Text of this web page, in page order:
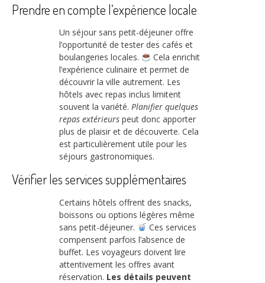
Prendre en compte l’expérience locale
Un séjour sans petit-déjeuner offre
l’opportunité de tester des cafés et
boulangeries locales.
Cela enrichit
l’expérience culinaire et permet de
découvrir la ville autrement. Les
hôtels avec repas inclus limitent
souvent la variété. Planifier quelques
repas extérieurs peut donc apporter
plus de plaisir et de découverte. Cela
est particulièrement utile pour les
séjours gastronomiques.
Vérifier les services supplémentaires
Certains hôtels offrent des snacks,
boissons ou options légères même
sans petit-déjeuner.
Ces services
compensent parfois l’absence de
buffet. Les voyageurs doivent lire
attentivement les offres avant
réservation. Les détails peuvent